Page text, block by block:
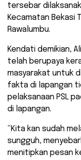
tersebar
Kecamatan Bekasi
Rawalumbu.
Kendati demikian,
telah berupaya
masyarakat untuk
fakta di lapangan
pelaksanaan PSL
di lapangan.
“Kita kan sudah
sungguh,
menitipkan pesan